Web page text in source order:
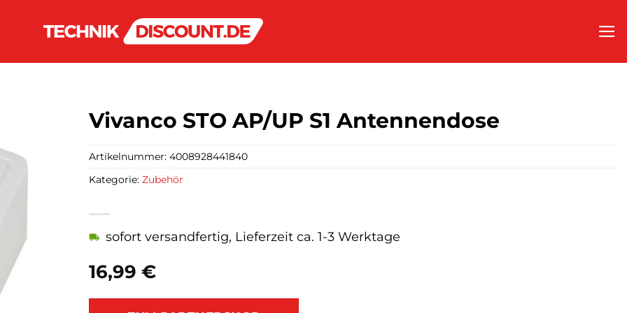
Vivanco STO AP/UP S1 Antennendose
16,99 €
sofort versandfertig, Lieferzeit ca. 1-3 Werktage
Artikelnummer: 4008928441840
Kategorie: Zubehör